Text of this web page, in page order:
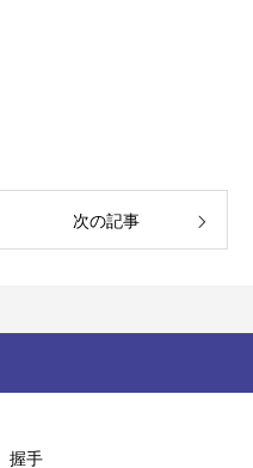
次の記事
握手